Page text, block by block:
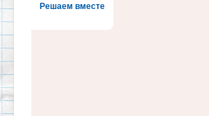
Решаем вместе